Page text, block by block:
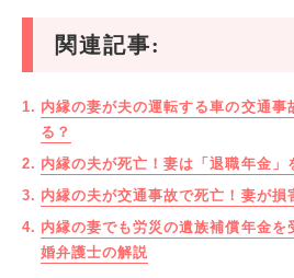
関連記事:
内縁の妻が夫の運転する車の交通事
る？
内縁の夫が死亡！妻は「退職年金」
内縁の夫が交通事故で死亡！妻が損
内縁の妻でも労災の遺族補償年金を
婚弁護士の解説